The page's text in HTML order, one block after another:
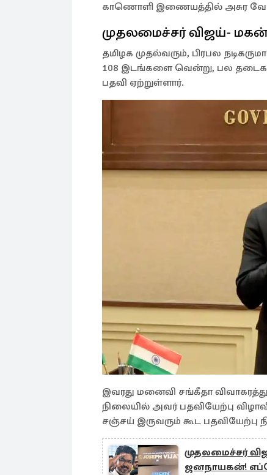
காணொளி இணையத்தில் அசுர
முதலமைச்சர் விஜய்- மகன்
தமிழக முதல்வரும், பிரபல
108 இடங்களை வென்று, பல
பதவி ஏற்றுள்ளார்.
இவரது மனைவி சங்கீதா
நிலையில் அவர் பதவியேற்பு
சஞ்சய் இருவரும் கூட
முதலமைச்சர்
ஜனநாயகன்!